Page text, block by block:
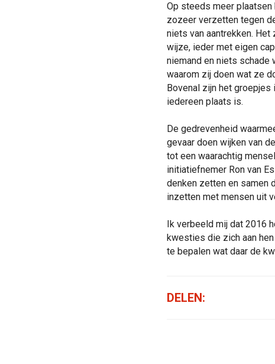
Op steeds meer plaatsen
zozeer verzetten tegen
niets van aantrekken.
wijze, ieder met eigen
niemand en niets schade
waarom zij doen wat ze
Bovenal zijn het
iedereen plaats is.
De gedrevenheid
gevaar doen wijken van
tot een waarachtig
initiatiefnemer Ron van
denken zetten en samen
inzetten met mensen uit
Ik verbeeld mij dat 2016
kwesties die zich aan
te bepalen wat daar de
DELEN: